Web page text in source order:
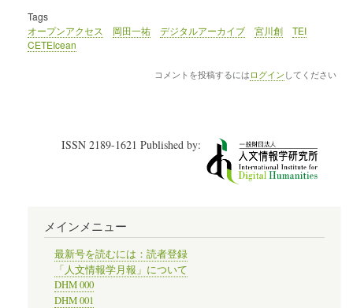
Tags
オープンアクセス
岡田一祐 デジタルアーカイブ 宮川創
TEI
CETEIcean
コメントを投稿するにはログインしてください
ISSN 2189-1621 Published by:
メインメニュー
最新号を読むには：読者登録
「人文情報学月報」について
DHM 000
DHM 001